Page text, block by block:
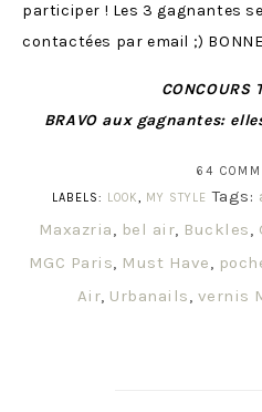
participer ! Les 3 gagnantes
contactées par email ;) BONNE
CONCOURS
BRAVO aux gagnantes:
64
LABELS:
LOOK, MY STYLE Tags:
Maxazria, bel air, Buckles,
MGC Paris, Must Have,
Air, Urbanails, vernis